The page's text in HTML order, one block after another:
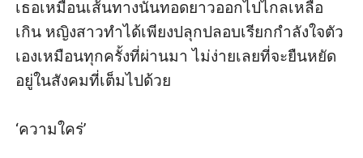
สร้างฐานข้อมูลอิเล็กทรอนิกส์ หรือทางอื่นทางใดก็ตาม รวม
ถึงภาพปกนิยายด้วยประการเดียวกันทั้งสิน
เธอเหมือนเส้นทางนั้นทอดยาวออกไปไกลเหลือ
เกิน หญิงสาวทำได้เพียงปลุกปลอบเรียกกำลังใจตัว
เองเหมือนทุกครั้งที่ผ่านมา ไม่ง่ายเลยที่จะยืนหยัด
อยู่ในสังคมที่เต็มไปด้วย
‘ความใคร่’